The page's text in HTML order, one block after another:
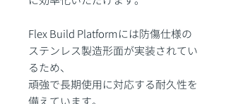
Flex Build Platformには防傷仕様の
ステンレス製造形面が実装されてい
るため、
頑強で長期使用に対応する耐久性を